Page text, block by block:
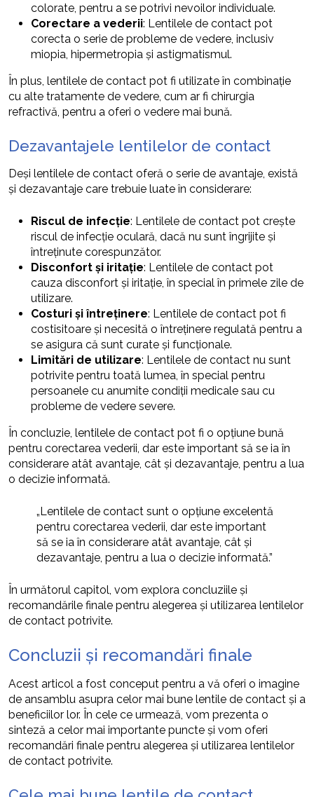
colorate, pentru a se potrivi nevoilor individuale.
Corectare a vederii: Lentilele de contact pot
corecta o serie de probleme de vedere, inclusiv
miopia, hipermetropia și astigmatismul.
În plus, lentilele de contact pot fi utilizate în combinație
cu alte tratamente de vedere, cum ar fi chirurgia
refractivă, pentru a oferi o vedere mai bună.
Dezavantajele lentilelor de contact
Deși lentilele de contact oferă o serie de avantaje, există
și dezavantaje care trebuie luate în considerare:
Riscul de infecție: Lentilele de contact pot crește
riscul de infecție oculară, dacă nu sunt îngrijite și
întreținute corespunzător.
Disconfort și iritație: Lentilele de contact pot
cauza disconfort și iritație, în special în primele zile de
utilizare.
Costuri și întreținere: Lentilele de contact pot fi
costisitoare și necesită o întreținere regulată pentru a
se asigura că sunt curate și funcționale.
Limitări de utilizare: Lentilele de contact nu sunt
potrivite pentru toată lumea, în special pentru
persoanele cu anumite condiții medicale sau cu
probleme de vedere severe.
În concluzie, lentilele de contact pot fi o opțiune bună
pentru corectarea vederii, dar este important să se ia în
considerare atât avantaje, cât și dezavantaje, pentru a lua
o decizie informată.
„Lentilele de contact sunt o opțiune excelentă
pentru corectarea vederii, dar este important
să se ia în considerare atât avantaje, cât și
dezavantaje, pentru a lua o decizie informată.”
În următorul capitol, vom explora concluziile și
recomandările finale pentru alegerea și utilizarea lentilelor
de contact potrivite.
Concluzii și recomandări finale
Acest articol a fost conceput pentru a vă oferi o imagine
de ansamblu asupra celor mai bune lentile de contact și a
beneficiilor lor. În cele ce urmează, vom prezenta o
sinteză a celor mai importante puncte și vom oferi
recomandări finale pentru alegerea și utilizarea lentilelor
de contact potrivite.